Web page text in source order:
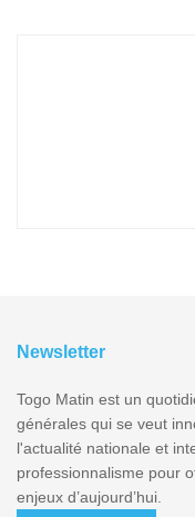
Newsletter
Togo Matin est un
générales qui se veut
l'actualité nationale et
professionnalisme pour
enjeux d’aujourd’hui.